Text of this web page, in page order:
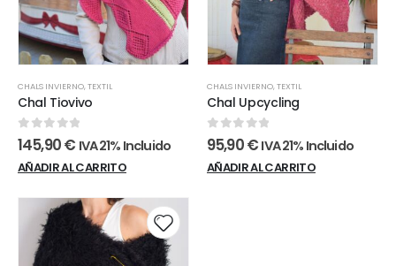
CHALS INVIERNO,TEXTIL
Chal Tiovivo
0 out of 5
145,90€ IVA 21% Incluido
AÑADIR AL CARRITO
CHALS INVIERNO,TEXTIL
Chal Upcycling
0out of 5
95,90€ IVA 21% Incluido
AÑADIR AL CARRITO